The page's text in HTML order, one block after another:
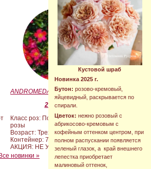
Кустовой шраб
Новинка 2025 г.
Бутон: розово-кремовый,
яйцевидный, раскрывается по
спирали.
Цветок: нежно розовый с
абрикосово-кремовым с
кофейным оттенком центром, при
полном распускании появляется
зеленый глазок, а край внешнего
лепестка приобретает
малиновый оттенок,
ANDROMEDA (BARAND) (Андромеда)
2 090 руб.
Класс роз: Почвопокровные
розы
Возраст: Трехлетние
Контейнер: 7 литров
АКЦИЯ: НЕ УЧАСТВУЕТ
Все новинки »